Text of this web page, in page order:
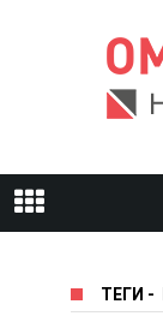
ТЕГИ -